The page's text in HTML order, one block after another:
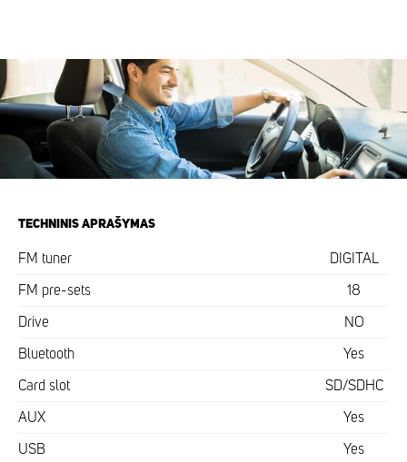
TECHNINIS APRAŠYMAS
FM tuner DIGITAL
FM pre-sets 18
Drive NO
Bluetooth Yes
Card slot SD/SDHC
AUX Yes
USB Yes